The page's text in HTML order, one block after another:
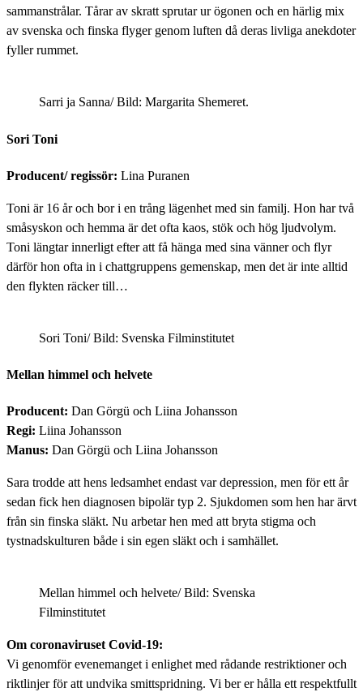
sammanstrålar. Tårar av skratt sprutar ur ögonen och en härlig mix
av svenska och finska flyger genom luften då deras livliga anekdoter
fyller rummet.
Sarri ja Sanna/ Bild: Margarita Shemeret.
Sori Toni
Producent/ regissör: Lina Puranen
Toni är 16 år och bor i en trång lägenhet med sin familj. Hon har två
småsyskon och hemma är det ofta kaos, stök och hög ljudvolym.
Toni längtar innerligt efter att få hänga med sina vänner och flyr
därför hon ofta in i chattgruppens gemenskap, men det är inte alltid
den flykten räcker till…
Sori Toni/ Bild: Svenska Filminstitutet
Mellan himmel och helvete
Producent: Dan Görgü och Liina Johansson
Regi: Liina Johansson
Manus: Dan Görgü och Liina Johansson
Sara trodde att hens ledsamhet endast var depression, men för ett år
sedan fick hen diagnosen bipolär typ 2. Sjukdomen som hen har ärvt
från sin finska släkt. Nu arbetar hen med att bryta stigma och
tystnadskulturen både i sin egen släkt och i samhället.
Mellan himmel och helvete/ Bild: Svenska
Filminstitutet
Om coronaviruset Covid-19:
Vi genomför evenemanget i enlighet med rådande restriktioner och
riktlinjer för att undvika smittspridning. Vi ber er hålla ett respektfullt